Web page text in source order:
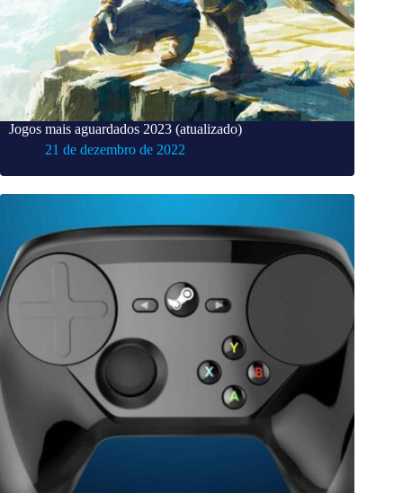
Jogos mais aguardados 2023 (atualizado)
21 de dezembro de 2022